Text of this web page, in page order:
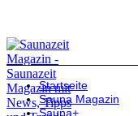
Startseite
Sauna Magazin
Sauna+